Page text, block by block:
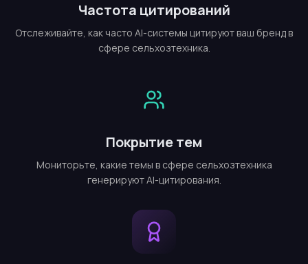
Частота цитирований
Отслеживайте, как часто AI-системы цитируют ваш бренд в
сфере сельхозтехника.
Покрытие тем
Мониторьте, какие темы в сфере сельхозтехника
генерируют AI-цитирования.